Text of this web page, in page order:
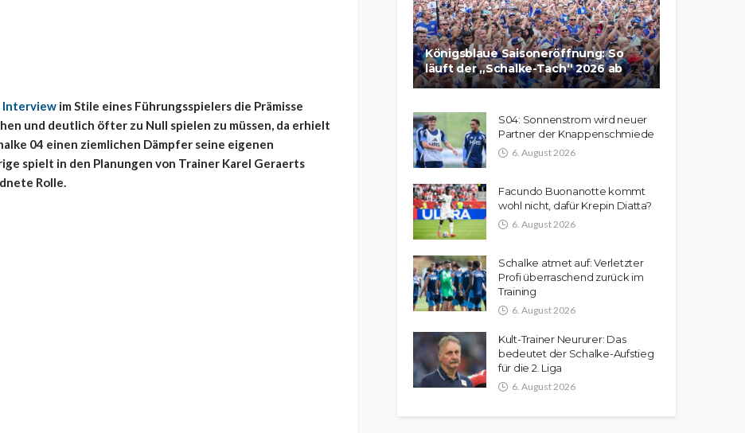
Interview im Stile eines Führungsspielers die Prämisse
und deutlich öfter zu Null spielen zu müssen, da erhielt
04 einen ziemlichen Dämpfer seine eigenen
spielt in den Planungen von Trainer Karel Geraerts
Rolle.
Königsblaue Saisoneröffnung: So
läuft der „Schalke-Tach“ 2026 ab
S04: Sonnenstrom wird neuer
Partner der Knappenschmiede
6. August 2026
Facundo Buonanotte kommt
wohl nicht, dafür Krepin Diatta?
6. August 2026
Schalke atmet auf: Verletzter
Profi überraschend zurück im
Training
6. August 2026
Kult-Trainer Neururer: Das
bedeutet der Schalke-Aufstieg
für die 2. Liga
6. August 2026